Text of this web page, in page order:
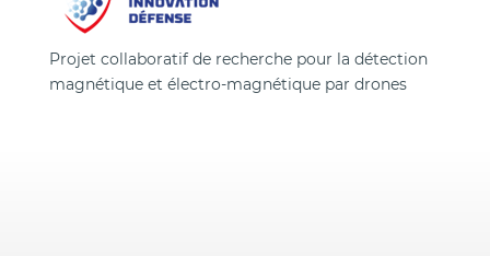
Projet collaboratif de recherche pour la détection
magnétique et électro-magnétique par drones